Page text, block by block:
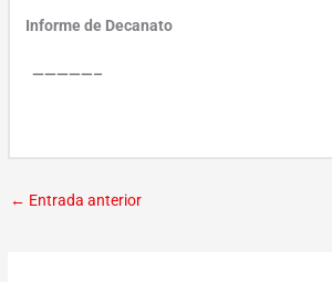
Informe de Decanato
—————–
← Entrada anterior